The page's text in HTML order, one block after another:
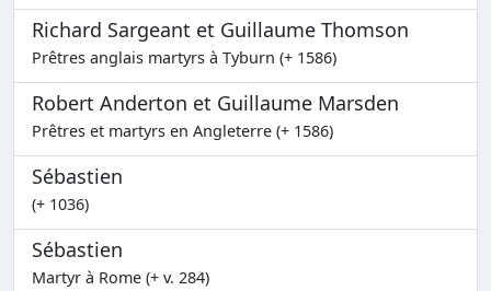
Richard Sargeant et Guillaume Thomson
Prêtres anglais martyrs à Tyburn (+ 1586)
Robert Anderton et Guillaume Marsden
Prêtres et martyrs en Angleterre (+ 1586)
Sébastien
(+ 1036)
Sébastien
Martyr à Rome (+ v. 284)